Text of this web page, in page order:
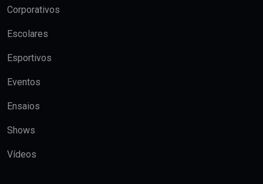
Corporativos
Escolares
Esportivos
Eventos
Ensaios
Shows
Vídeos